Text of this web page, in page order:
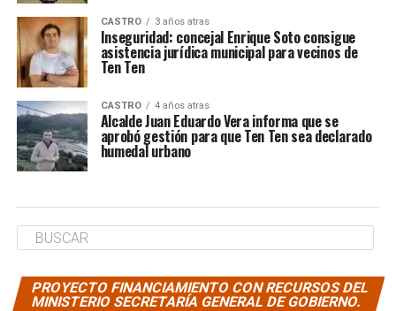
CASTRO 3 años atras
Inseguridad: concejal Enrique Soto consigue
asistencia jurídica municipal para vecinos de
Ten Ten
CASTRO 4 años atras
Alcalde Juan Eduardo Vera informa que se
aprobó gestión para que Ten Ten sea declarado
humedal urbano
PROYECTO FINANCIAMIENTO CON RECURSOS DEL
MINISTERIO SECRETARÍA GENERAL DE GOBIERNO.